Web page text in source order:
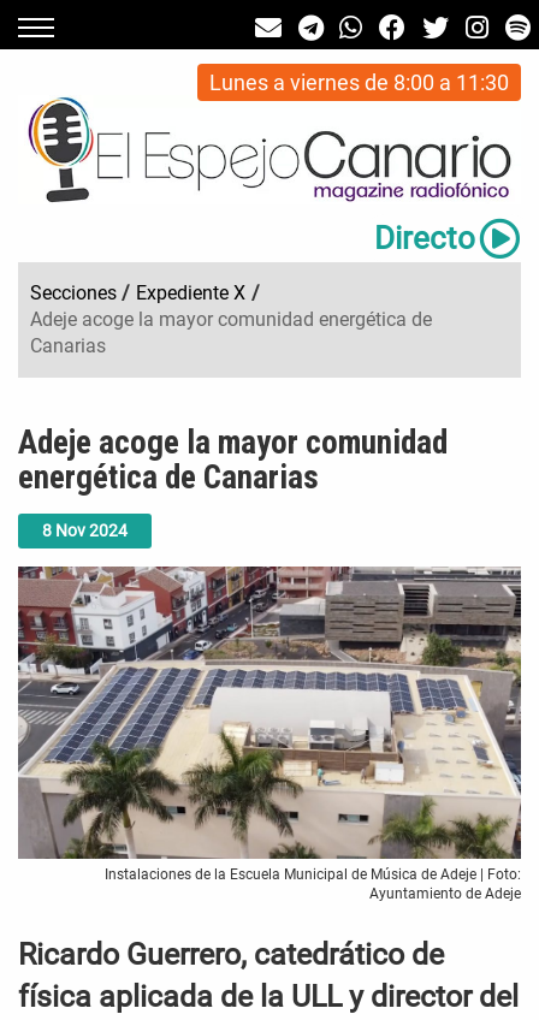
Lunes a viernes de 8:00 a 11:30
Directo
Secciones / Expediente X /
Adeje acoge la mayor comunidad energética de
Canarias
8 Nov2024
Adeje acoge la mayor comunidad
energética de Canarias
Instalaciones de la Escuela Municipal de Música de Adeje | Foto:
Ayuntamiento de Adeje
Ricardo Guerrero, catedrático de
física aplicada de la ULL y director del